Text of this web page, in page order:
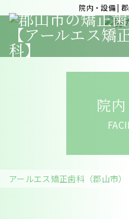
院内・設備 |
院
アールエス矯正歯科（郡山市）